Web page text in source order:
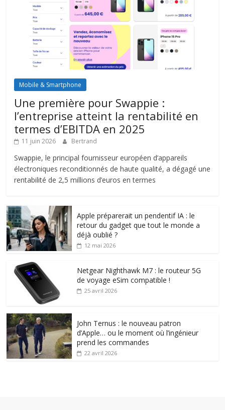
Mobile & Smartphone
Une première pour Swappie :
l’entreprise atteint la rentabilité en
termes d’EBITDA en 2025
11 juin 2026 Bertrand
Swappie, le principal fournisseur européen d’appareils
électroniques reconditionnés de haute qualité, a dégagé une
rentabilité de 2,5 millions d’euros en termes
Apple préparerait un pendentif IA : le
retour du gadget que tout le monde a
déjà oublié ?
12 mai 2026
Netgear Nighthawk M7 : le routeur 5G
de voyage eSim compatible !
25 avril 2026
John Ternus : le nouveau patron
d’Apple… ou le moment où l’ingénieur
prend les commandes
22 avril 2026